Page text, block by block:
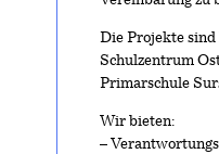
Die Projekte sind
Schulzentrum
Primarschule
Wir bieten:
–